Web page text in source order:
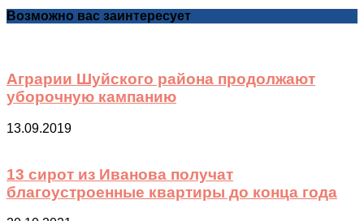
Возможно вас заинтересует
Аграрии Шуйского района продолжают
уборочную кампанию
13.09.2019
13 сирот из Иванова получат
благоустроенные квартиры до конца года